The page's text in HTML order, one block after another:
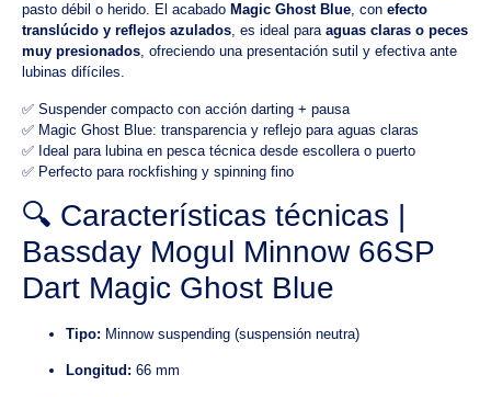
pasto débil o herido. El acabado Magic Ghost Blue, con efecto
translúcido y reflejos azulados, es ideal para aguas claras o peces
muy presionados, ofreciendo una presentación sutil y efectiva ante
lubinas difíciles.
✅ Suspender compacto con acción darting + pausa
✅ Magic Ghost Blue: transparencia y reflejo para aguas claras
✅ Ideal para lubina en pesca técnica desde escollera o puerto
✅ Perfecto para rockfishing y spinning fino
🔍 Características técnicas |
Bassday Mogul Minnow 66SP
Dart Magic Ghost Blue
Tipo: Minnow suspending (suspensión neutra)
Longitud: 66 mm